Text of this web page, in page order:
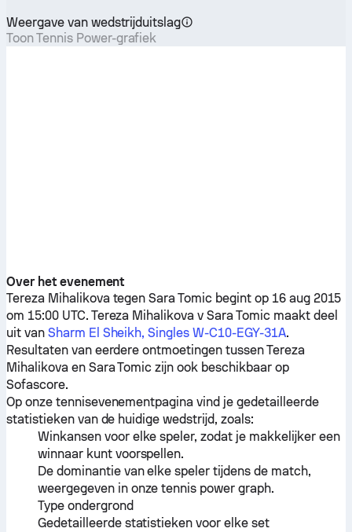
Weergave van wedstrijduitslag
Toon Tennis Power-grafiek
Over het evenement
Tereza Mihalikova tegenSara Tomic begint op 16 aug 2015
om 15:00 UTC. Tereza Mihalikova vSara Tomicmaakt deel
uit van Sharm El Sheikh, Singles W-C10-EGY-31A.
Resultaten van eerdere ontmoetingen tussenTereza
Mihalikova en Sara Tomic zijn ook beschikbaar op
Sofascore.
Op onze tennisevenementpagina vind je gedetailleerde
statistieken van de huidige wedstrijd, zoals:
Winkansen voor elke speler, zodat je makkelijker een
winnaar kunt voorspellen.
De dominantie van elke speler tijdens de match,
weergegeven in onze tennis power graph.
Type ondergrond
Gedetailleerde statistieken voor elke set